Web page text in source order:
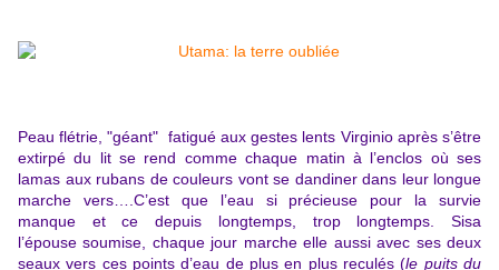
Peau flétrie, "géant" fatigué aux gestes lents Virginio après s’être
extirpé du lit se rend comme chaque matin à l’enclos où ses
lamas aux rubans de couleurs vont se dandiner dans leur longue
marche vers….C’est que l’eau si précieuse pour la survie
manque et ce depuis longtemps, trop longtemps. Sisa
l’épouse soumise, chaque jour marche elle aussi avec ses deux
seaux vers ces points d’eau de plus en plus reculés (le puits du